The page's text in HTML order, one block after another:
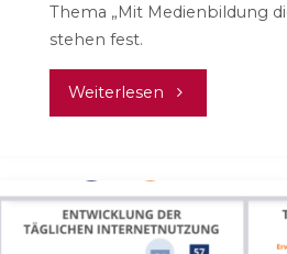
Thema „Mit Medienbildung
stehen fest.
Weiterlesen "„Oskars
Dieter